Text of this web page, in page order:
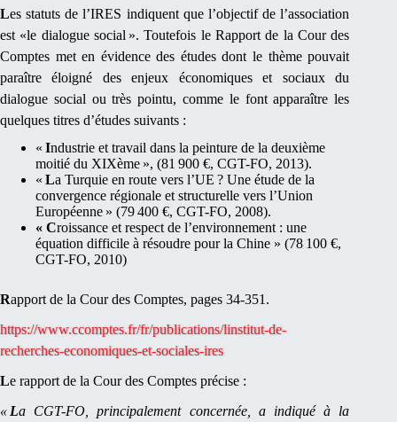
Les statuts de l’IRES indiquent que l’objectif de l’association
est «le dialogue social ». Toutefois le Rapport de la Cour des
Comptes met en évidence des études dont le thème pouvait
paraître éloigné des enjeux économiques et sociaux du
dialogue social ou très pointu, comme le font apparaître les
quelques titres d’études suivants :
« Industrie et travail dans la peinture de la deuxième
moitié du XIXème », (81 900 €, CGT-FO, 2013).
« La Turquie en route vers l’UE ? Une étude de la
convergence régionale et structurelle vers l’Union
Européenne » (79 400 €, CGT-FO, 2008).
« Croissance et respect de l’environnement : une
équation difficile à résoudre pour la Chine » (78 100 €,
CGT-FO, 2010)
Rapport de la Cour des Comptes, pages 34-351.
https://www.ccomptes.fr/fr/publications/linstitut-de-
recherches-economiques-et-sociales-ires
Le rapport de la Cour des Comptes précise :
« La CGT-FO, principalement concernée, a indiqué à la